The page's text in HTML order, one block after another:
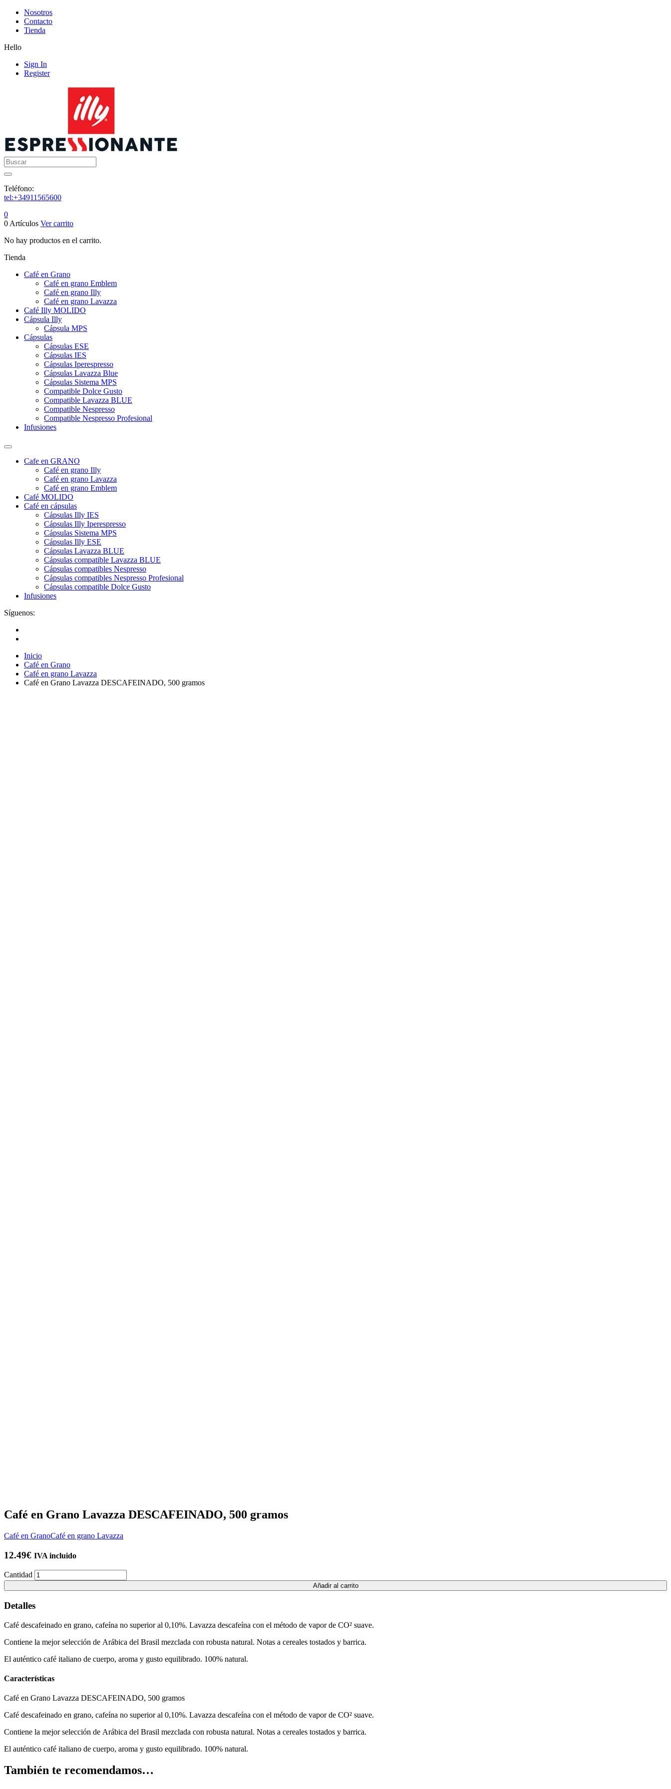
Nosotros
Contacto
Tienda
Hello
Sign In
Register
Buscar
Teléfono:
tel:+34911565600
0
0 Artículos Ver carrito
No hay productos en el carrito.
Tienda
Café en Grano
Café en grano Emblem
Café en grano Illy
Café en grano Lavazza
Café Illy MOLIDO
Cápsula Illy
Cápsula MPS
Cápsulas
Cápsulas ESE
Cápsulas IES
Cápsulas Iperespresso
Cápsulas Lavazza Blue
Cápsulas Sistema MPS
Compatible Dolce Gusto
Compatible Lavazza BLUE
Compatible Nespresso
Compatible Nespresso Profesional
Infusiones
Cafe en GRANO
Café en grano Illy
Café en grano Lavazza
Café en grano Emblem
Café MOLIDO
Café en cápsulas
Cápsulas Illy IES
Cápsulas Illy Iperespresso
Cápsulas Sistema MPS
Cápsulas Illy ESE
Cápsulas Lavazza BLUE
Cápsulas compatible Lavazza BLUE
Cápsulas compatibles Nespresso
Cápsulas compatibles Nespresso Profesional
Cápsulas compatible Dolce Gusto
Infusiones
Síguenos:
Inicio
Café en Grano
Café en grano Lavazza
Café en Grano Lavazza DESCAFEINADO, 500 gramos
Café en Grano Lavazza DESCAFEINADO, 500 gramos
Café en GranoCafé en grano Lavazza
12.49€ IVA incluido
Cantidad
Añadir al carrito
Detalles
Café descafeinado en grano, cafeína no superior al 0,10%. Lavazza descafeína con el método de vapor de CO² suave.
Contiene la mejor selección de Arábica del Brasil mezclada con robusta natural. Notas a cereales tostados y barrica.
El auténtico café italiano de cuerpo, aroma y gusto equilibrado. 100% natural.
Características
Café en Grano Lavazza DESCAFEINADO, 500 gramos
Café descafeinado en grano, cafeína no superior al 0,10%. Lavazza descafeína con el método de vapor de CO² suave.
Contiene la mejor selección de Arábica del Brasil mezclada con robusta natural. Notas a cereales tostados y barrica.
El auténtico café italiano de cuerpo, aroma y gusto equilibrado. 100% natural.
También te recomendamos…